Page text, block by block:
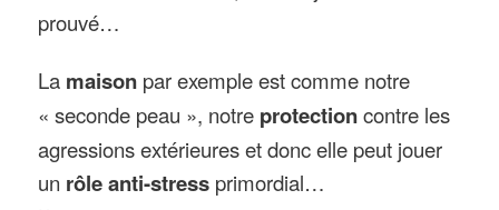
prouvé…
La maison par exemple est comme notre
« seconde peau », notre protectioncontre les
agressions extérieures et donc elle peut jouer
un rôle anti-stress primordial…